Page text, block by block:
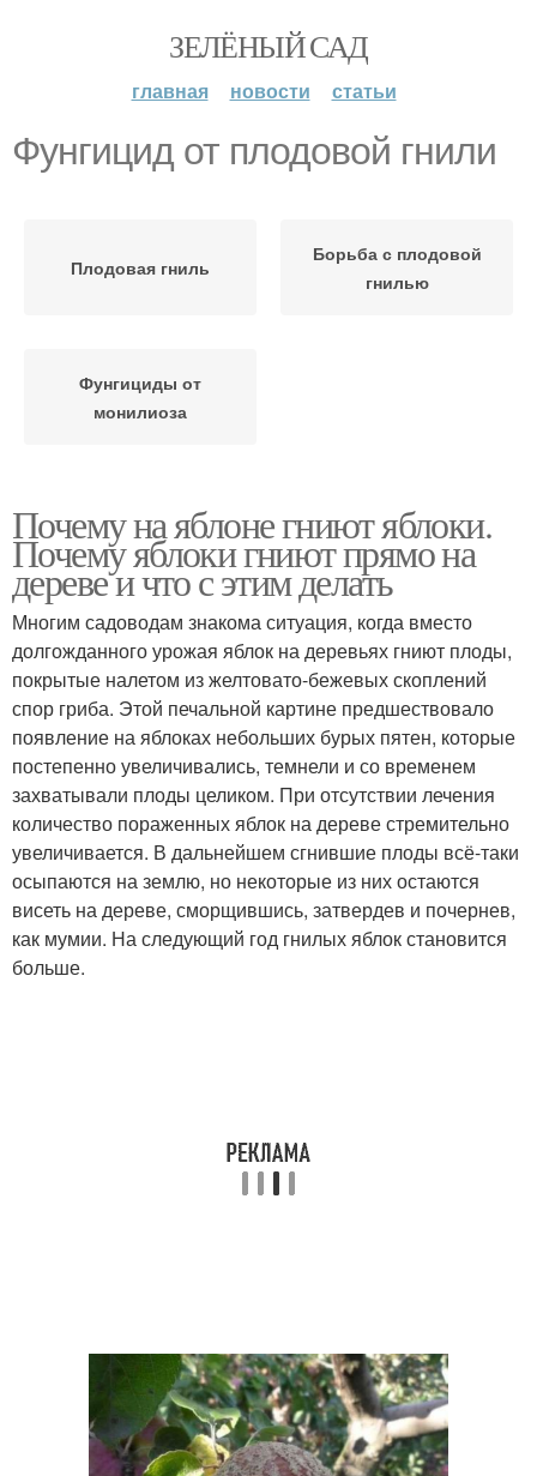
ЗЕЛЁНЫЙ САД
главная новости статьи
Фунгицид от плодовой гнили
Плодовая гниль
Борьба с плодовой
гнилью
Фунгициды от
монилиоза
Почему на яблоне гниют яблоки.
Почему яблоки гниют прямо на
дереве и что с этим делать
Многим садоводам знакома ситуация, когда вместо
долгожданного урожая яблок на деревьях гниют плоды,
покрытые налетом из желтовато-бежевых скоплений
спор гриба. Этой печальной картине предшествовало
появление на яблоках небольших бурых пятен, которые
постепенно увеличивались, темнели и со временем
захватывали плоды целиком. При отсутствии лечения
количество пораженных яблок на дереве стремительно
увеличивается. В дальнейшем сгнившие плоды всё-таки
осыпаются на землю, но некоторые из них остаются
висеть на дереве, сморщившись, затвердев и почернев,
как мумии. На следующий год гнилых яблок становится
больше.